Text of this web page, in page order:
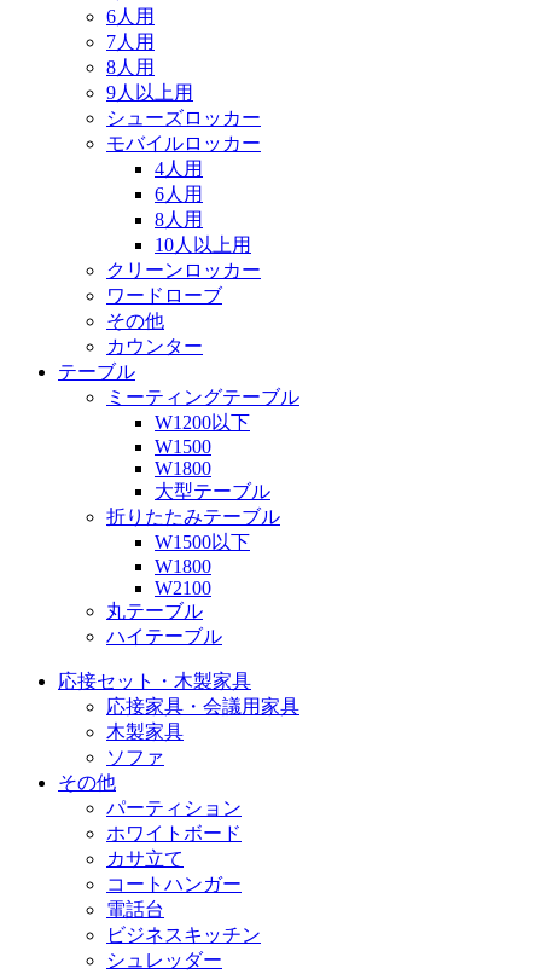
6人用
7人用
8人用
9人以上用
シューズロッカー
モバイルロッカー
4人用
6人用
8人用
10人以上用
クリーンロッカー
ワードローブ
その他
カウンター
テーブル
ミーティングテーブル
W1200以下
W1500
W1800
大型テーブル
折りたたみテーブル
W1500以下
W1800
W2100
丸テーブル
ハイテーブル
応接セット・木製家具
応接家具・会議用家具
木製家具
ソファ
その他
パーティション
ホワイトボード
カサ立て
コートハンガー
電話台
ビジネスキッチン
シュレッダー